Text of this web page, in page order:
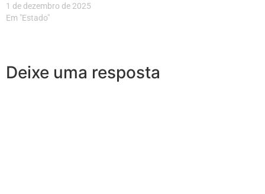
1 de dezembro de 2025
Em "Estado"
Deixe uma resposta